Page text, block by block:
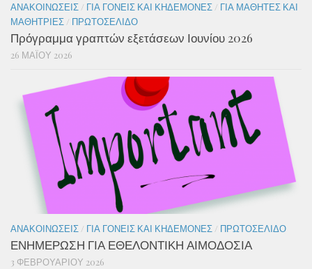
ΑΝΑΚΟΙΝΏΣΕΙΣ / ΓΙΑ ΓΟΝΕΊΣ ΚΑΙ ΚΗΔΕΜΌΝΕΣ / ΓΙΑ ΜΑΘΗΤΈΣ ΚΑΙ
ΜΑΘΉΤΡΙΕΣ / ΠΡΩΤΟΣΈΛΙΔΟ
Πρόγραμμα γραπτών εξετάσεων Ιουνίου 2026
26 ΜΑΪ́ΟΥ 2026
ΑΝΑΚΟΙΝΏΣΕΙΣ / ΓΙΑ ΓΟΝΕΊΣ ΚΑΙ ΚΗΔΕΜΌΝΕΣ / ΠΡΩΤΟΣΈΛΙΔΟ
ΕΝΗΜΕΡΩΣΗ ΓΙΑ ΕΘΕΛΟΝΤΙΚΗ ΑΙΜΟΔΟΣΙΑ
3 ΦΕΒΡΟΥΑΡΊΟΥ 2026